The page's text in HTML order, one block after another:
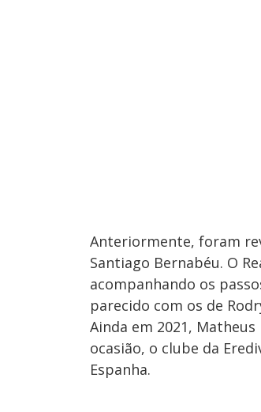
Anteriormente, foram
Santiago Bernabéu. O
acompanhando os
parecido com os de
Ainda em 2021,
ocasião, o clube da
Espanha.